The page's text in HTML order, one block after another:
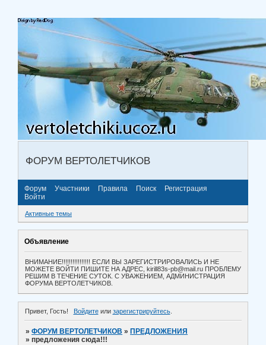
ФОРУМ ВЕРТОЛЕТЧИКОВ
Форум Участники Правила Поиск
Регистрация
Войти
Активные темы
Объявление
ВНИМАНИЕ!!!!!!!!!!!!!!!! ЕСЛИ ВЫ ЗАРЕГИСТРИРОВАЛИСЬ И НЕ
МОЖЕТЕ ВОЙТИ ПИШИТЕ НА АДРЕС, kirill83s-pb@mail.ru ПРОБЛЕМУ
РЕШИМ В ТЕЧЕНИЕ СУТОК. С УВАЖЕНИЕМ, АДМИНИСТРАЦИЯ
ФОРУМА ВЕРТОЛЕТЧИКОВ.
Привет, Гость! Войдитеили зарегистрируйтесь.
»ФОРУМ ВЕРТОЛЕТЧИКОВ » ПРЕДЛОЖЕНИЯ
»предложения сюда!!!